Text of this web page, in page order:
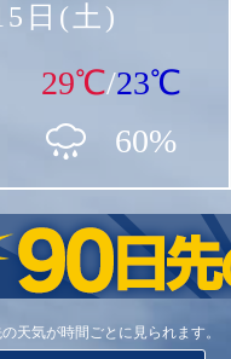
日(土)
29℃/23℃
60%
天気が時間ごとに見られます。